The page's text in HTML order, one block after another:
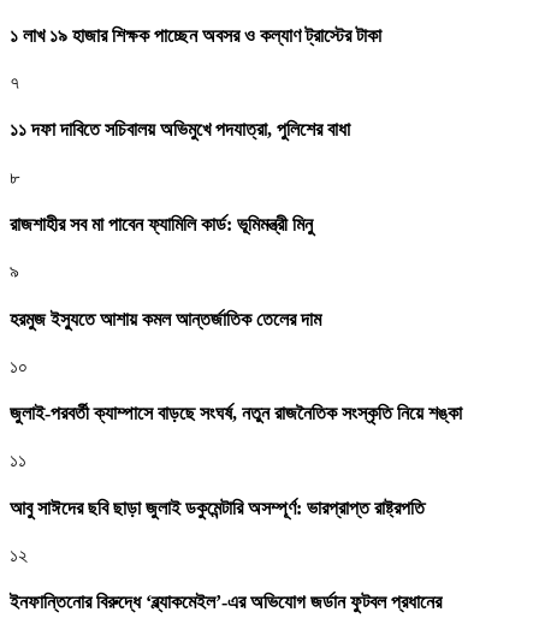
১ লাখ ১৯ হাজার শিক্ষক পাচ্ছেন অবসর ও কল্যাণ ট্রাস্টের টাকা
৭
১১ দফা দাবিতে সচিবালয় অভিমুখে পদযাত্রা, পুলিশের বাধা
৮
রাজশাহীর সব মা পাবেন ফ্যামিলি কার্ড: ভূমিমন্ত্রী মিনু
৯
হরমুজ ইস্যুতে আশায় কমল আন্তর্জাতিক তেলের দাম
১০
জুলাই-পরবর্তী ক্যাম্পাসে বাড়ছে সংঘর্ষ, নতুন রাজনৈতিক সংস্কৃতি নিয়ে শঙ্কা
১১
আবু সাঈদের ছবি ছাড়া জুলাই ডকুমেন্টারি অসম্পূর্ণ: ভারপ্রাপ্ত রাষ্ট্রপতি
১২
ইনফান্তিনোর বিরুদ্ধে ‘ব্ল্যাকমেইল’-এর অভিযোগ জর্ডান ফুটবল প্রধানের